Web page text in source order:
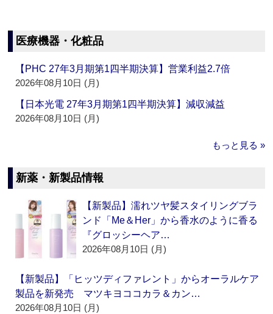
医療機器・化粧品
【PHC 27年3月期第1四半期決算】営業利益2.7倍
2026年08月10日 (月)
【日本光電 27年3月期第1四半期決算】減収減益
2026年08月10日 (月)
もっと見る »
新薬・新製品情報
【新製品】濡れツヤ髪スタイリングブラ
ンド「Me＆Her」から香水のように香る
『グロッシーヘア…
2026年08月10日 (月)
【新製品】「ヒッツディファレント」からオーラルケア
製品を新発売 マツキヨココカラ＆カン…
2026年08月10日 (月)